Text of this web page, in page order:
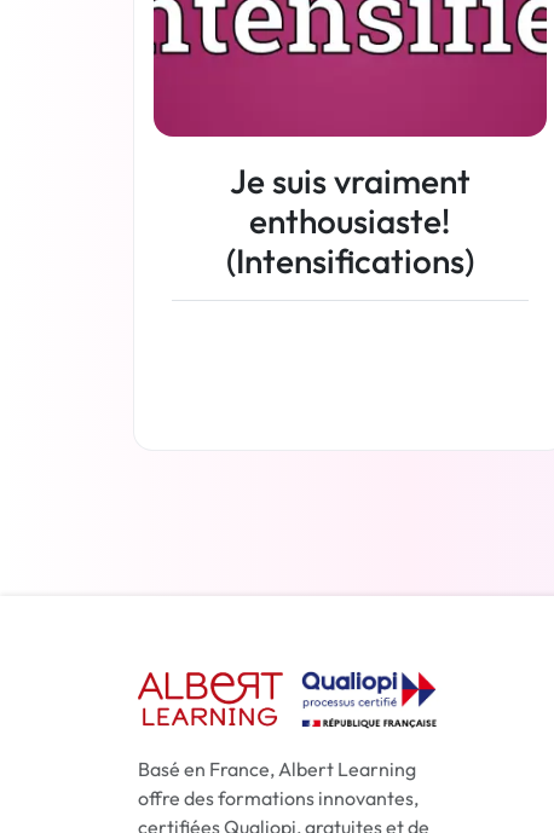
Je suis vraiment
enthousiaste!
(Intensifications)
Basé en France, Albert Learning
offre des formations innovantes,
certifiées Qualiopi, gratuites et de